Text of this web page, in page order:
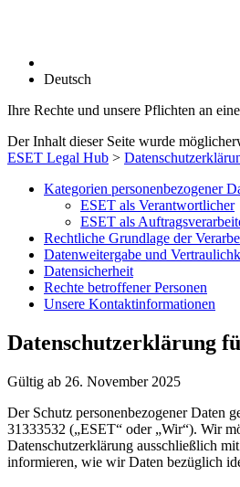
Deutsch
Ihre Rechte und unsere Pflichten an
Der Inhalt dieser Seite wurde
ESET Legal Hub >
Kategorien personenbezogener
ESET als Verantwortlicher
ESET als
Rechtliche Grundlage der
Datenweitergabe und
Datensicherheit
Rechte betroffener Personen
Unsere Kontaktinformationen
Datenschutzerklärung
Gültig ab 26. November 2025
Der Schutz personenbezogener Daten
31333532 („ESET“ oder „Wir“). Wir
Datenschutzerklärung ausschließlich
informieren, wie wir Daten bezüglich